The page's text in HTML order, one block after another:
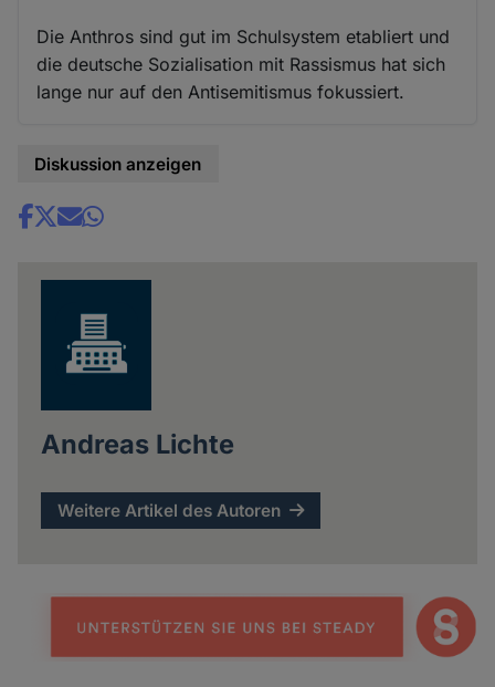
Die Anthros sind gut im Schulsystem etabliert und
die deutsche Sozialisation mit Rassismus hat sich
lange nur auf den Antisemitismus fokussiert.
Diskussion anzeigen
Share
Andreas Lichte
Weitere Artikel des Autoren